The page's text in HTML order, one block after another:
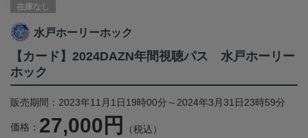
在庫なし
水戸ホーリーホック
【カード】2024DAZN年間視聴パス 水戸ホーリー
ホック
販売期間：2023年11月1日19時00分～2024年3月31日23時59分
価格： 27,000円 （税込）